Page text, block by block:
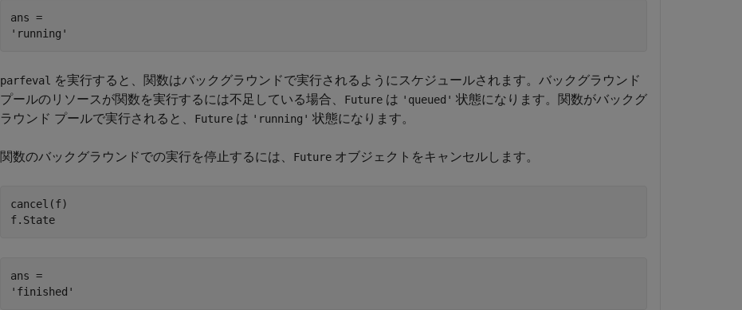
ans =
parfeval を実行すると、関数はバックグラウンドで実行されるようにスケジュールされます。バックグラウンド
プールのリソースが関数を実行するには不足している場合、 Future は 'queued' 状態になります。関数がバックグ
ラウンド プールで実行されると、 Future は 'running' 状態になります。
関数のバックグラウンドでの実行を停止するには、 Future オブジェクトをキャンセルします。
cancel(f)
f.State
ans =